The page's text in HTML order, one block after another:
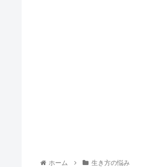
ホーム 生き方の悩み